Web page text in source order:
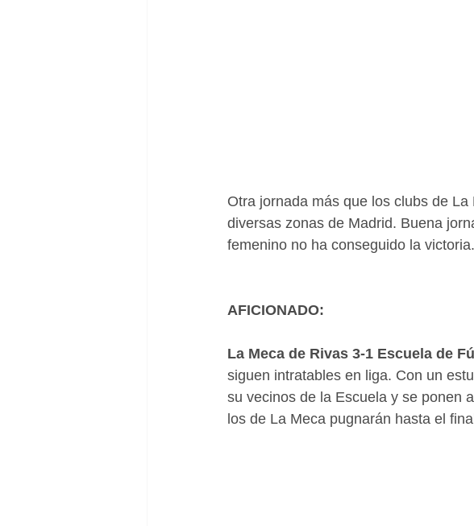
Otra jornada más que los clubs de
diversas zonas de Madrid. Buena
femenino no ha conseguido la victoria.
AFICIONADO:
La Meca de Rivas 3-1 Escuela de
siguen intratables en liga. Con un
su vecinos de la Escuela y se ponen
los de La Meca pugnarán hasta el